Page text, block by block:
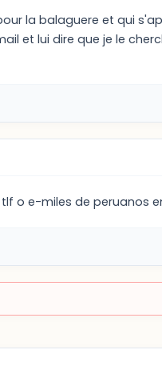
la balaguere et qui
et lui dire que je le
o e-miles de peruanos